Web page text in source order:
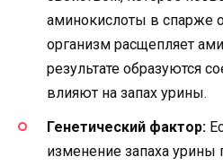
аминокислоты в спарже
организм расщепляет
результате образуются
влияют на запах урины.
Генетический фактор:
изменение запаха урины